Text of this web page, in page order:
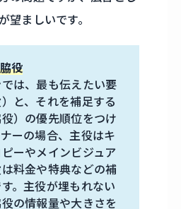
望ましいです。
役
は、最も伝えたい要
と、それを補足する
）の優先順位をつけ
ーの場合、主役はキ
ーやメインビジュア
料金や特典などの補
。主役が埋もれない
の情報量や大きさを